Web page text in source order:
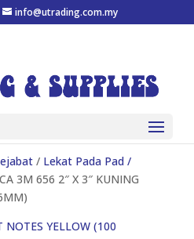
info@utrading.com.my
/ Lekat Pada Pad /
3M 656 2″ X 3″ KUNING